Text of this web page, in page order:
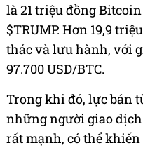
là 21 triệu đồng
$TRUMP. Hơn 19,9
thác và lưu hành, với
97.700 USD/BTC.
Trong khi đó, lực bán
những người giao
rất mạnh, có thể